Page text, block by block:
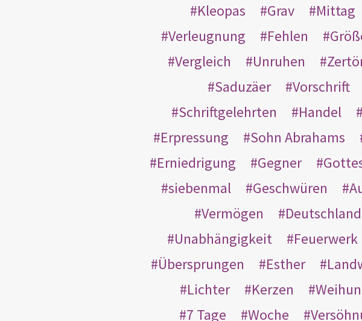
Kleopas
Grav Mittag
Verleugnung
Fehlen
Vergleich
Unruhen
Saduzäer
Vorschrift
Schriftgelehrten
Handel
Erpressung
Sohn Abrahams
Erniedrigung
Gegner
siebenmal
Geschwüren
Vermögen
Deutschland
Unabhängigkeit
Feuerwerk
Übersprungen
Esther
Lichter
Kerzen
7 Tage
Woche